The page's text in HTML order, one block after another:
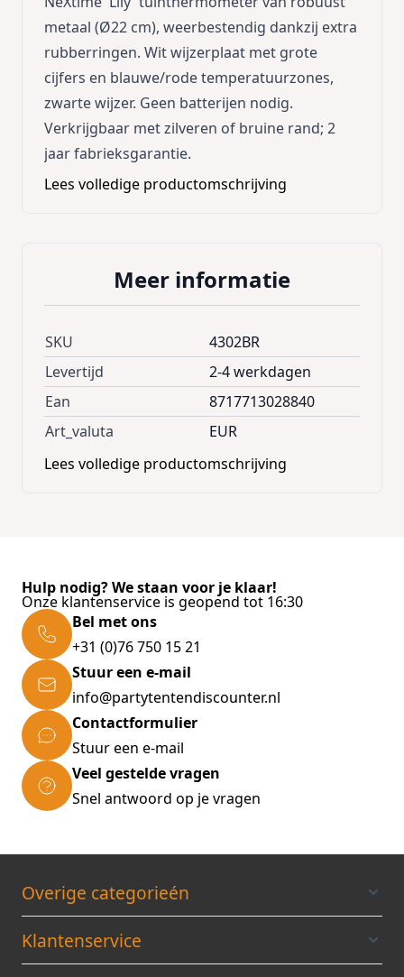
metaal (Ø22 cm), weerbestendig dankzij extra
rubberringen. Wit wijzerplaat met grote
cijfers en blauwe/rode temperatuurzones,
zwarte wijzer. Geen batterijen nodig.
Verkrijgbaar met zilveren of bruine rand; 2
jaar fabrieksgarantie.
Lees volledige productomschrijving
Meer informatie
SKU
4302BR
Levertijd
2-4 werkdagen
Ean
8717713028840
Art_valuta
EUR
Lees volledige productomschrijving
Hulp nodig? We staan voor je klaar!
Onze klantenservice is geopend tot 16:30
Bel met ons
+31 (0)76 750 15 21
Stuur een e-mail
info@partytentendiscounter.nl
Contactformulier
Stuur een e-mail
Veel gestelde vragen
Snel antwoord op je vragen
Overige categorieén
Klantenservice